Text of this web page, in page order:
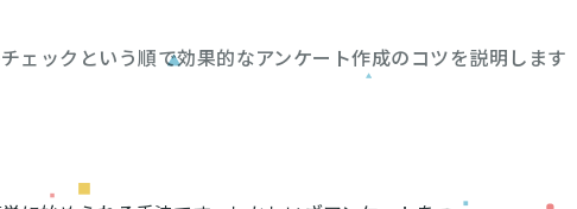
ェックという順で効果的なアンケート作成のコツを説明します